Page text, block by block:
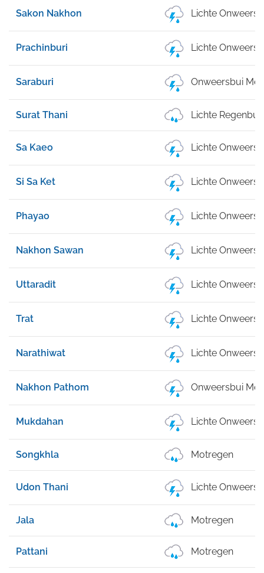
Sakon Nakhon Lichte
Prachinburi Lichte
Saraburi Onweersbui
Surat Thani Lichte
Sa Kaeo Lichte
Si Sa Ket Lichte
Phayao Lichte
Nakhon Sawan Lichte
Uttaradit Lichte
Trat Lichte
Narathiwat Lichte
Nakhon Pathom Onweersbui
Mukdahan Lichte
Songkhla Motregen
Udon Thani Lichte
Jala Motregen
Pattani Motregen